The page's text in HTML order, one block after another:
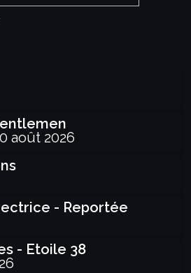
août 2026
- Reportée
- Etoile 38